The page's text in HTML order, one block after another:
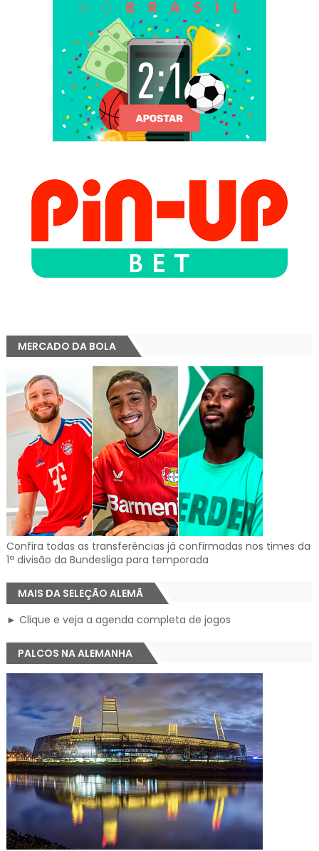
MERCADO DA BOLA
Confira todas as transferências já confirmadas nos times da
1ª divisão da Bundesliga para temporada
MAIS DA SELEÇÃO ALEMÃ
► Clique e veja a agenda completa de jogos
PALCOS NA ALEMANHA